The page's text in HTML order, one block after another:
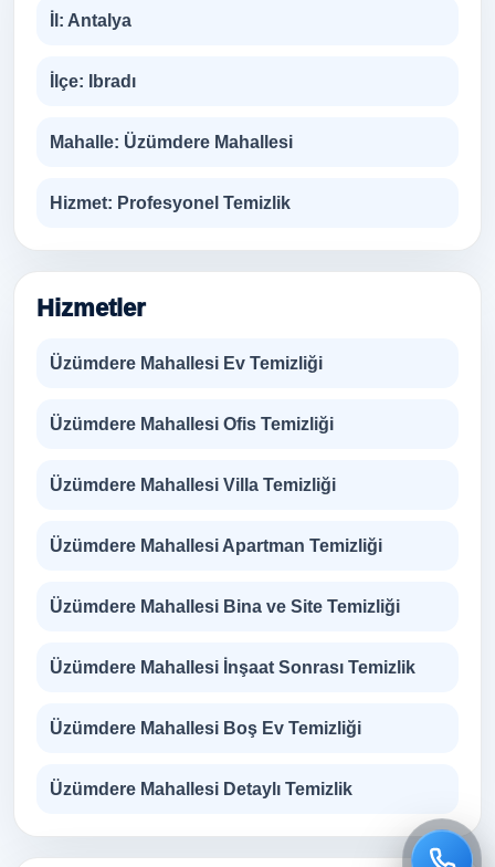
İl: Antalya
İlçe: Ibradı
Mahalle: Üzümdere Mahallesi
Hizmet: Profesyonel Temizlik
Hizmetler
Üzümdere Mahallesi Ev Temizliği
Üzümdere Mahallesi Ofis Temizliği
Üzümdere Mahallesi Villa Temizliği
Üzümdere Mahallesi Apartman Temizliği
Üzümdere Mahallesi Bina ve Site Temizliği
Üzümdere Mahallesi İnşaat Sonrası Temizlik
Üzümdere Mahallesi Boş Ev Temizliği
Üzümdere Mahallesi Detaylı Temizlik